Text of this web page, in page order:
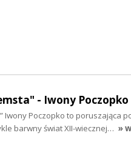
- Iwony Poczopko
Iwony Poczopko to poruszająca
barwny świat XII-wiecznej… »